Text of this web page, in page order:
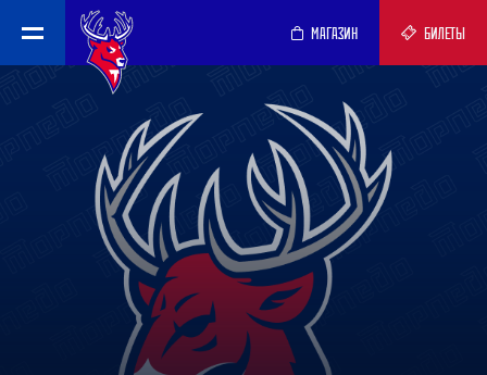
МАГАЗИН БИЛЕТЫ